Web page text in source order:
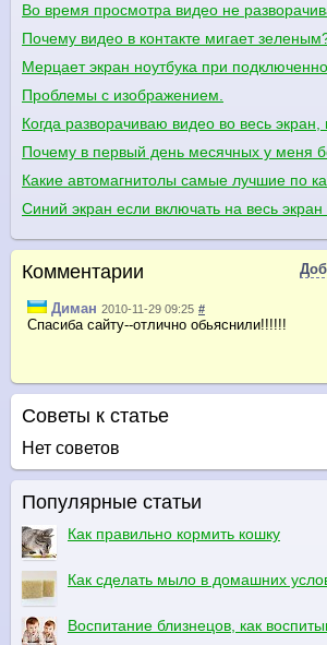
Во время просмотра видео не
Почему видео в контакте мигает
Мерцает экран ноутбука при
Проблемы с изображением.
Когда разворачиваю видео во весь
Почему в первый день месячных у меня
Какие автомагнитолы самые лучшие по
Синий экран если включать на весь экран
Комментарии
Диман 2010-11-29 09:25 #
Спасиба сайту--отлично обьяснили!!!!!!
Советы к статье
Нет советов
Популярные статьи
Как правильно кормить кошку
Как сделать мыло в домашних
Воспитание близнецов, как